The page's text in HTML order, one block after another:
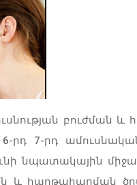
բուժման
6-րդ 7-րդ
նպատակային
և հաղթահարման